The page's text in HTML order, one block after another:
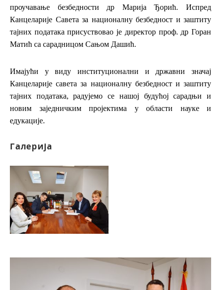
проучавање безбедности др Марија Ђорић. Испред
Канцеларије Савета за националну безбедност и заштиту
тајних података присуствовао је директор проф. др Горан
Матић са сарадницом Сањом Дашић.
Имајући у виду институционални и државни значај
Канцеларије савета за националну безбедност и заштиту
тајних података, радујемо се нашој будућој сарадњи и
новим заједничким пројектима у области науке и
едукације.
Галерија